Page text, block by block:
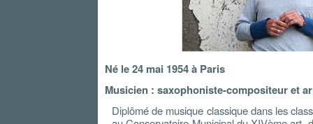
Né le 24 mai 1954 à Paris
Musicien : saxophoniste-compositeur et
Diplômé de musique classique dans les